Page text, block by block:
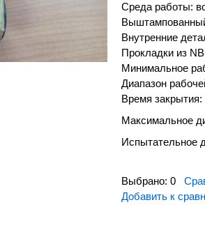
Среда работы:
Внутренние
Прокладки из
Минимальное
Диапазон
Время закрытия:
Максимальное
Испытательное
Выбрано: 0
Добавить к